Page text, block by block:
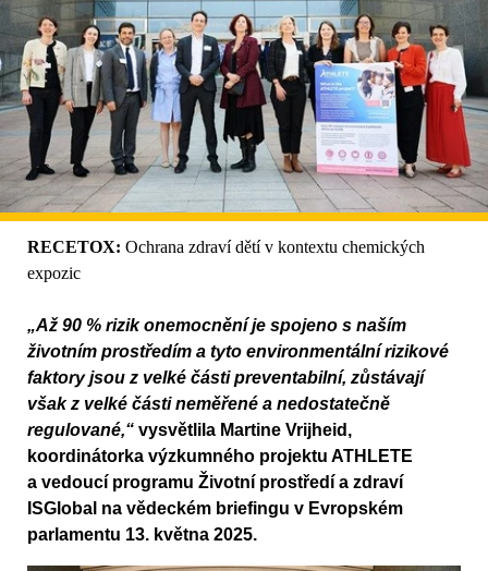
RECETOX: Ochrana zdraví dětí v kontextu chemických
expozic
„Až 90 % rizik onemocnění je spojeno s naším
životním prostředím a tyto environmentální rizikové
faktory jsou z velké části preventabilní, zůstávají
však z velké části neměřené a nedostatečně
regulované,“ vysvětlila Martine Vrijheid,
koordinátorka výzkumného projektu ATHLETE
a vedoucí programu Životní prostředí a zdraví
ISGlobal na vědeckém briefingu v Evropském
parlamentu 13. května 2025.